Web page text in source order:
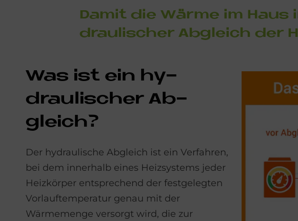
Da­mit die Wär­me im
drau­li­scher Ab­gleich der
Was ist ein hy­
drau­li­scher Ab­
gleich?
Der hydraulische Abgleich ist ein Verfahren,
bei dem innerhalb eines Heizsystems jeder
Heizkörper entsprechend der festgelegten
Vorlauftemperatur genau mit der
Wärmemenge versorgt wird, die zur